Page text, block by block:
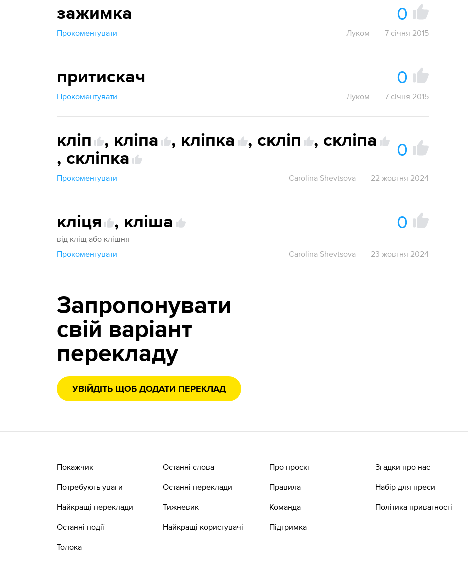
зажимка 0
Прокоментувати Луком 7 січня 2015
притискач 0
Прокоментувати Луком 7 січня 2015
кліп , кліпа , кліпка , скліп , скліпа
, скліпка 0
Прокоментувати Carolina Shevtsova 22 жовтня 2024
кліця , кліша 0
від кліщ або клішня
Прокоментувати
Carolina Shevtsova 23 жовтня 2024
Запропонувати
свій варіант
перекладу
УВІЙДІТЬ ЩОБ ДОДАТИ ПЕРЕКЛАД
Покажчик
Потребують уваги
Найкращі переклади
Останні події
Толока
Останні слова
Останні переклади
Тижневик
Найкращі користувачі
Про проєкт
Правила
Команда
Підтримка
Згадки про нас
Набір для преси
Політика приватності